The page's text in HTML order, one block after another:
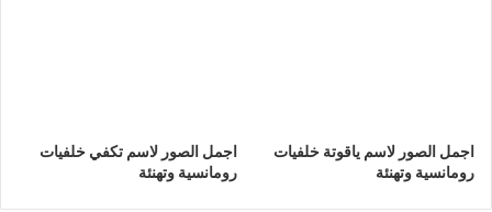
اجمل الصور لاسم ياقوتة خلفيات
رومانسية وتهنئة
اجمل الصور لاسم تكفي خلفيات
رومانسية وتهنئة